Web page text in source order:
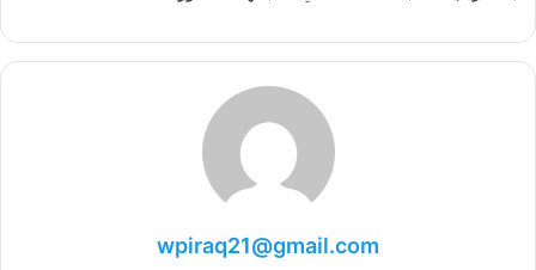
wpiraq21@gmail.com